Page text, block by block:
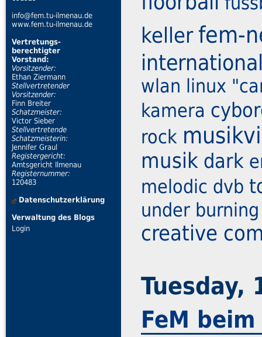
info@fem.tu-ilmenau.de
www.fem.tu-ilmenau.de
Vertretungs-
berechtigter
Vorstand:
Vorsitzender:
Ethan Ziermann
Stellvertretender
Vorsitzender:
Finn Breiter
Schatzmeister:
Victor Sieber
Stellvertretende
Schatzmeisterin:
Jennifer Graul
Registergericht:
Amtsgericht Ilmenau
Registernummer:
120483
Datenschutzerklärung
Verwaltung des Blogs
Login
keller fem-
wlan linux
kamera
rock
musik dark
melodic dvb
under
creative
Tuesday,
FeM